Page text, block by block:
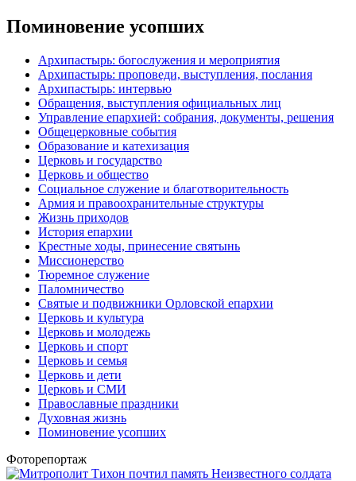
Поминовение усопших
Архипастырь: богослужения и мероприятия
Архипастырь: проповеди, выступления, послания
Архипастырь: интервью
Обращения, выступления официальных лиц
Управление епархией: собрания, документы, решения
Общецерковные события
Образование и катехизация
Церковь и государство
Церковь и общество
Социальное служение и благотворительность
Армия и правоохранительные структуры
Жизнь приходов
История епархии
Крестные ходы, принесение святынь
Миссионерство
Тюремное служение
Паломничество
Святые и подвижники Орловской епархии
Церковь и культура
Церковь и молодежь
Церковь и спорт
Церковь и семья
Церковь и дети
Церковь и СМИ
Православные праздники
Духовная жизнь
Поминовение усопших
Фоторепортаж